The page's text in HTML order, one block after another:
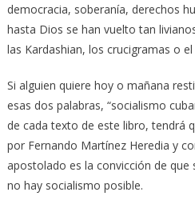
democracia, soberanía, derechos
hasta Dios se han vuelto tan
las Kardashian, los crucigramas o
Si alguien quiere hoy o mañana
esas dos palabras, “socialismo
de cada texto de este libro, tendrá
por Fernando Martínez Heredia y
apostolado es la convicción de que
no hay socialismo posible.